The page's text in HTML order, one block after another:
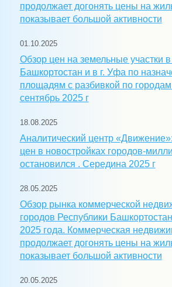
продолжает догонять цены на
показывает большой активности
01.10.2025
Обзор цен на земельные участки
Башкортостан и в г. Уфа по
площадям с разбивкой по
сентябрь 2025 г
18.08.2025
Аналитический центр
цен в новостройках городов-
остановился . Середина 2025 г
28.05.2025
Обзор рынка коммерческой
городов Республики
2025 года. Коммерческая
продолжает догонять цены на
показывает большой активности
20.05.2025